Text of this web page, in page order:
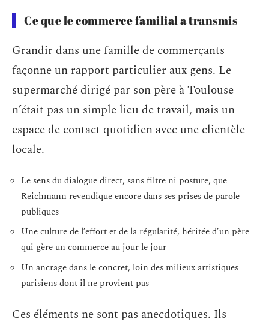
Ce que le commerce familial a transmis
Grandir dans une famille de commerçants
façonne un rapport particulier aux gens. Le
supermarché dirigé par son père à Toulouse
n’était pas un simple lieu de travail, mais un
espace de contact quotidien avec une clientèle
locale.
Le sens du dialogue direct, sans filtre ni posture, que
Reichmann revendique encore dans ses prises de parole
publiques
Une culture de l’effort et de la régularité, héritée d’un père
qui gère un commerce au jour le jour
Un ancrage dans le concret, loin des milieux artistiques
parisiens dont il ne provient pas
Ces éléments ne sont pas anecdotiques. Ils